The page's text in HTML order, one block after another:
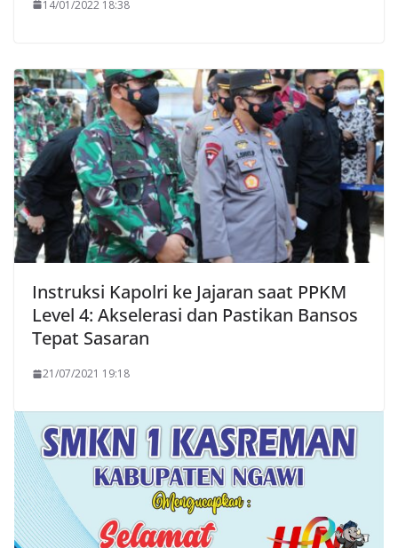
14/01/2022 18:38
Instruksi Kapolri ke Jajaran saat PPKM
Level 4: Akselerasi dan Pastikan Bansos
Tepat Sasaran
21/07/2021 19:18